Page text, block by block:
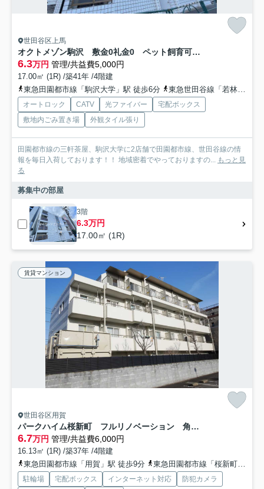
世田谷区上馬
オクトメゾン駒沢 敷金0礼金0 ペット飼育可 事務所相談可
6.3万円 管理/共益費5,000円
17.00㎡ (1R) /築41年 /4階建
東急田園都市線「駒沢大学」駅 徒歩6分
東急世田谷線「若林」駅 徒歩14分
オートロック CATV 光ファイバー
宅配ボックス
敷地内ごみ置き場
外観タイル張り
田園都市線の三軒茶屋、駒沢大学に2店舗で田園都市線、世田谷線の情
報を毎日入荷しております！！ 地域密着でやっておりますの... もっと見
る
募集中の部屋
3階
6.3万円
17.00㎡ (1R)
賃貸マンション
世田谷区用賀
パークハイム桜新町 フルリノベーション 角部屋 管理人巡回
6.7万円 管理/共益費6,000円
16.13㎡ (1R) /築37年 /4階建
東急田園都市線「用賀」駅 徒歩9分
東急田園都市線「桜新町」駅 徒歩9分
駐輪場 宅配ボックス インターネット対応
防犯カメラ